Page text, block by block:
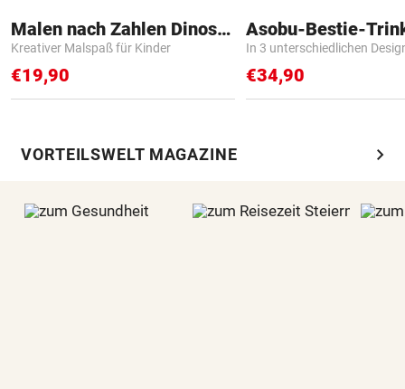
Malen nach Zahlen Dinosaurier
Kreativer Malspaß für Kinder
€19,90
Asobu-Bestie-
In 3 unterschiedlichen
€34,90
VORTEILSWELT MAGAZINE chevron_right